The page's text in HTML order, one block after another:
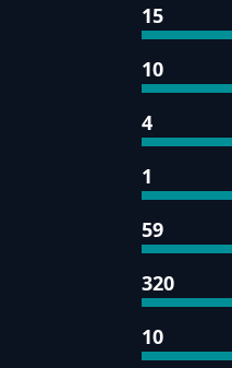
15
10
4
1
59
320
10